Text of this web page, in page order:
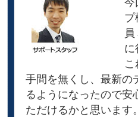
今
プ
に
手間を無くし、最新の
るようになったので安
ただけるかと思います。